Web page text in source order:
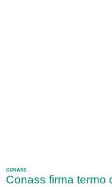
CONASS
Conass firma termo